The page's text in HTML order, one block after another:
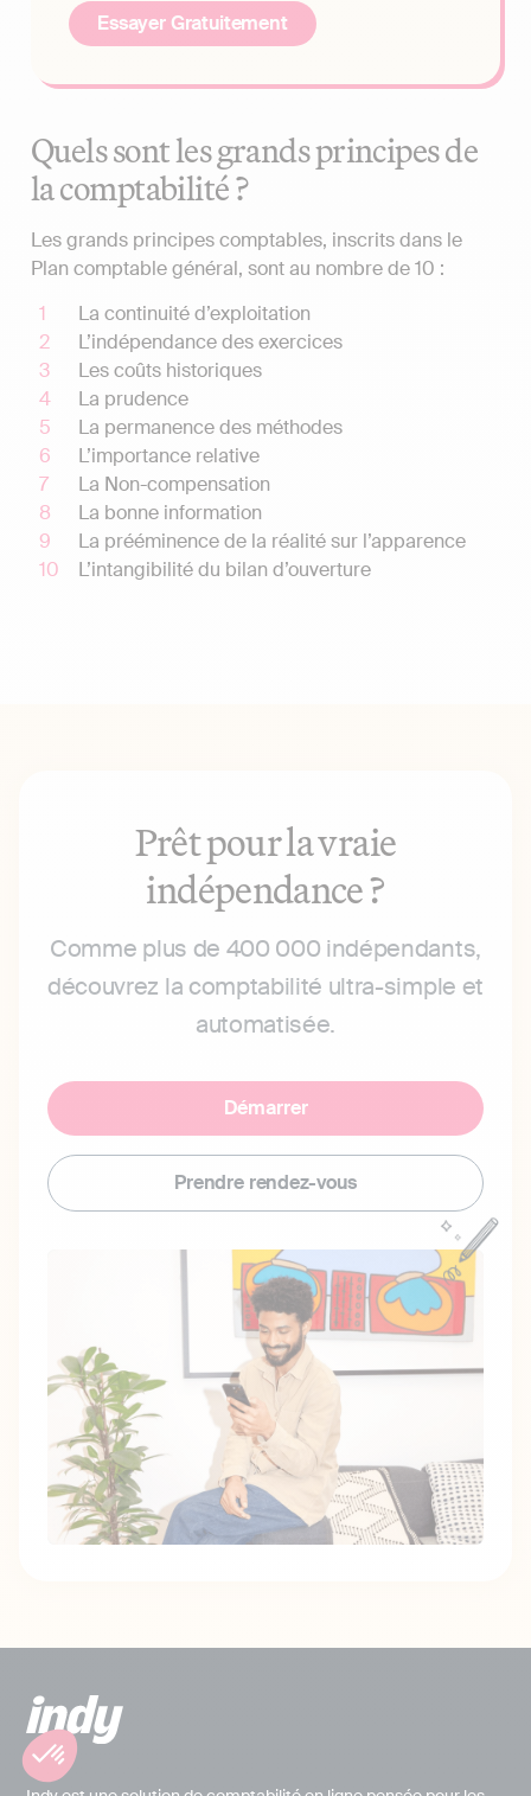
Essayer Gratuitement
Quels sont les grands principes de
la comptabilité ?
Les grands principes comptables, inscrits dans le
Plan comptable général, sont au nombre de 10 :
La continuité d’exploitation
L’indépendance des exercices
Les coûts historiques
La prudence
La permanence des méthodes
L’importance relative
La Non-compensation
La bonne information
La prééminence de la réalité sur l’apparence
L’intangibilité du bilan d’ouverture
Prêt pour la vraie
indépendance ?
Comme plus de 400 000 indépendants,
découvrez la comptabilité ultra-simple et
automatisée.
Démarrer
Prendre rendez-vous